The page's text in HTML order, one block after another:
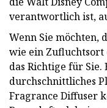
verantwortlich ist,
Wenn Sie möchten,
wie ein Zufluchtsort
das Richtige für
durchschnittliches
Fragrance Diffuser